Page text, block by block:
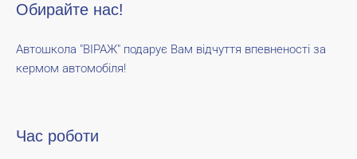
Обирайте нас!
Автошкола "ВІРАЖ" подарує Вам відчуття впевненості за
кермом автомобіля!
Час роботи